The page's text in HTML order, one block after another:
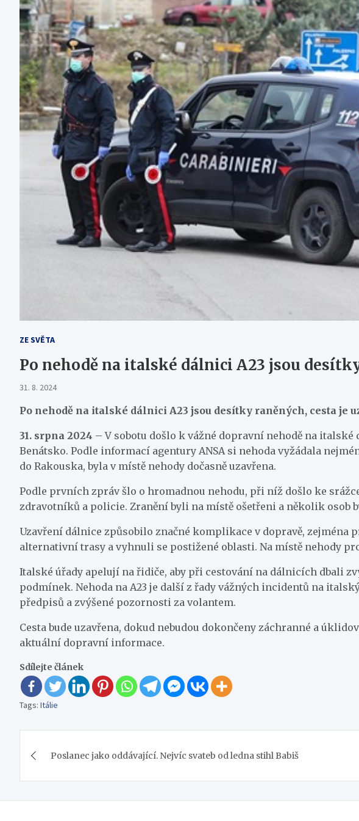
ZE SVĚTA
Po nehodě na italské dálnici A23 jsou
31. 8. 2024
Po nehodě na italské dálnici A23 jsou desítky raněných, cesta je
31. srpna 2024 – V sobotu došlo k vážné dopravní nehodě na
Benátsko. Podle informací agentury ANSA si nehoda vyžádala
do Rakouska, byla v místě nehody dočasně uzavřena.
Podle prvních zpráv šlo o hromadnou nehodu, při níž došlo ke
zdravotníků a policie. Zranění byli na místě ošetřeni a několik osob
Uzavření dálnice způsobilo značné komplikace v dopravě,
alternativní trasy a vyhnuli se postižené oblasti. Na místě nehody
Italské úřady apelují na řidiče, aby při cestování na dálnicích dbali
podmínek. Nehoda na A23 je další z řady vážných incidentů na
předpisů a zvýšené pozornosti za volantem.
Cesta bude uzavřena, dokud nebudou dokončeny záchranné a
aktuální dopravní informace.
Sdílejte článek
Tags: Itálie
pro
Poslanec jako oddávající. Nejvíc svateb od ledna stihl Babiš